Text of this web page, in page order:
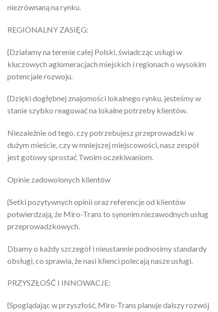
niezrównaną na rynku.
REGIONALNY ZASIĘG:
{Działamy na terenie całej Polski, świadcząc usługi w
kluczowych aglomeracjach miejskich i regionach o wysokim
potencjale rozwoju.
{Dzięki dogłębnej znajomości lokalnego rynku, jesteśmy w
stanie szybko reagować na lokalne potrzeby klientów.
Niezależnie od tego, czy potrzebujesz przeprowadzki w
dużym mieście, czy w mniejszej miejscowości, nasz zespół
jest gotowy sprostać Twoim oczekiwaniom.
Opinie zadowolonych klientów
{Setki pozytywnych opinii oraz referencje od klientów
potwierdzają, że Miro-Trans to synonim niezawodnych usług
przeprowadzkowych.
Dbamy o każdy szczegół i nieustannie podnosimy standardy
obsługi, co sprawia, że nasi klienci polecają nasze usługi.
PRZYSZŁOŚĆ I INNOWACJE:
{Spoglądając w przyszłość, Miro-Trans planuje dalszy rozwój